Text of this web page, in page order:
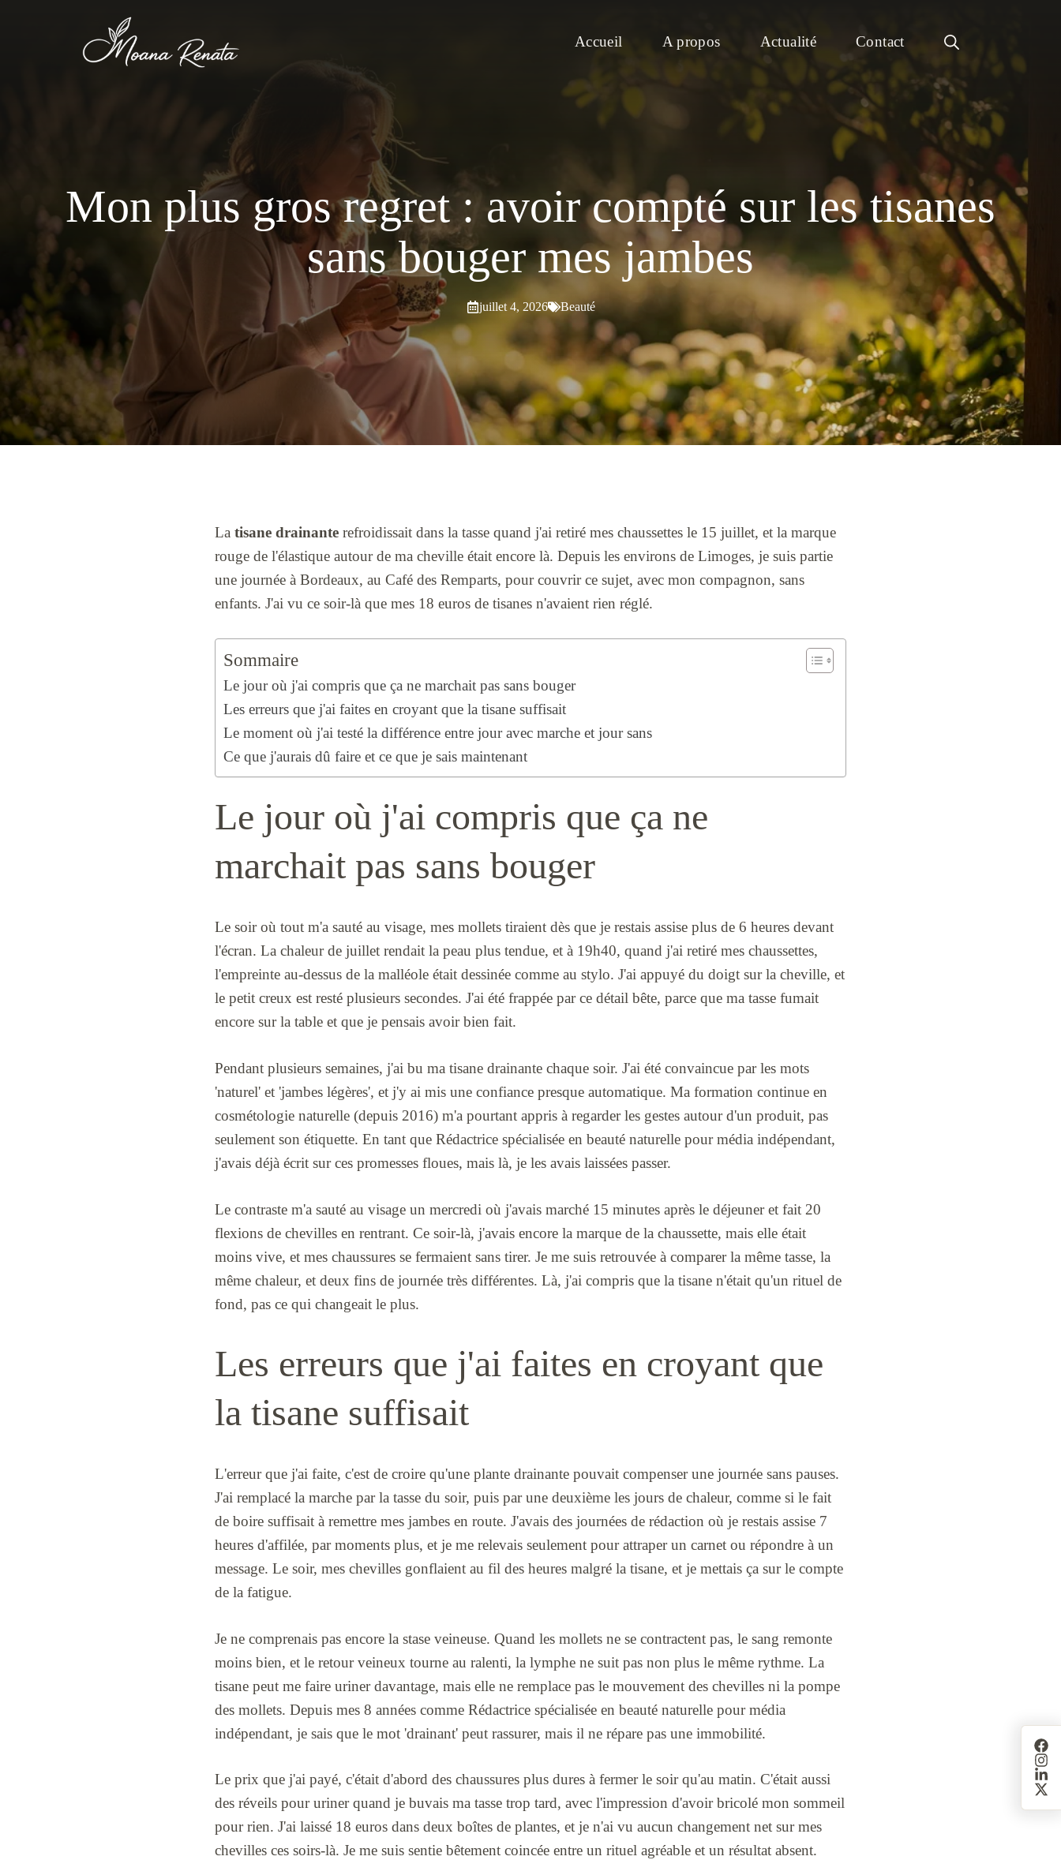
Accueil A propos Actualité Contact
Mon plus gros regret : avoir compté sur les tisanes
sans bouger mes jambes
juillet 4, 2026 Beauté
La tisane drainante refroidissait dans la tasse quand j'ai retiré mes chaussettes le 15 juillet, et la marque
rouge de l'élastique autour de ma cheville était encore là. Depuis les environs de Limoges, je suis partie
une journée à Bordeaux, au Café des Remparts, pour couvrir ce sujet, avec mon compagnon, sans
enfants. J'ai vu ce soir-là que mes 18 euros de tisanes n'avaient rien réglé.
Sommaire
Le jour où j'ai compris que ça ne marchait pas sans bouger
Les erreurs que j'ai faites en croyant que la tisane suffisait
Le moment où j'ai testé la différence entre jour avec marche et jour sans
Ce que j'aurais dû faire et ce que je sais maintenant
Le jour où j'ai compris que ça ne
marchait pas sans bouger
Le soir où tout m'a sauté au visage, mes mollets tiraient dès que je restais assise plus de 6 heures devant
l'écran. La chaleur de juillet rendait la peau plus tendue, et à 19h40, quand j'ai retiré mes chaussettes,
l'empreinte au-dessus de la malléole était dessinée comme au stylo. J'ai appuyé du doigt sur la cheville, et
le petit creux est resté plusieurs secondes. J'ai été frappée par ce détail bête, parce que ma tasse fumait
encore sur la table et que je pensais avoir bien fait.
Pendant plusieurs semaines, j'ai bu ma tisane drainante chaque soir. J'ai été convaincue par les mots
'naturel' et 'jambes légères', et j'y ai mis une confiance presque automatique. Ma formation continue en
cosmétologie naturelle (depuis 2016) m'a pourtant appris à regarder les gestes autour d'un produit, pas
seulement son étiquette. En tant que Rédactrice spécialisée en beauté naturelle pour média indépendant,
j'avais déjà écrit sur ces promesses floues, mais là, je les avais laissées passer.
Le contraste m'a sauté au visage un mercredi où j'avais marché 15 minutes après le déjeuner et fait 20
flexions de chevilles en rentrant. Ce soir-là, j'avais encore la marque de la chaussette, mais elle était
moins vive, et mes chaussures se fermaient sans tirer. Je me suis retrouvée à comparer la même tasse, la
même chaleur, et deux fins de journée très différentes. Là, j'ai compris que la tisane n'était qu'un rituel de
fond, pas ce qui changeait le plus.
Les erreurs que j'ai faites en croyant que
la tisane suffisait
L'erreur que j'ai faite, c'est de croire qu'une plante drainante pouvait compenser une journée sans pauses.
J'ai remplacé la marche par la tasse du soir, puis par une deuxième les jours de chaleur, comme si le fait
de boire suffisait à remettre mes jambes en route. J'avais des journées de rédaction où je restais assise 7
heures d'affilée, par moments plus, et je me relevais seulement pour attraper un carnet ou répondre à un
message. Le soir, mes chevilles gonflaient au fil des heures malgré la tisane, et je mettais ça sur le compte
de la fatigue.
Je ne comprenais pas encore la stase veineuse. Quand les mollets ne se contractent pas, le sang remonte
moins bien, et le retour veineux tourne au ralenti, la lymphe ne suit pas non plus le même rythme. La
tisane peut me faire uriner davantage, mais elle ne remplace pas le mouvement des chevilles ni la pompe
des mollets. Depuis mes 8 années comme Rédactrice spécialisée en beauté naturelle pour média
indépendant, je sais que le mot 'drainant' peut rassurer, mais il ne répare pas une immobilité.
Le prix que j'ai payé, c'était d'abord des chaussures plus dures à fermer le soir qu'au matin. C'était aussi
des réveils pour uriner quand je buvais ma tasse trop tard, avec l'impression d'avoir bricolé mon sommeil
pour rien. J'ai laissé 18 euros dans deux boîtes de plantes, et je n'ai vu aucun changement net sur mes
chevilles ces soirs-là. Je me suis sentie bêtement coincée entre un rituel agréable et un résultat absent.